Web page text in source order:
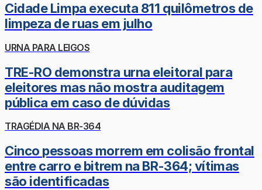
Cidade Limpa executa 811 quilômetros de
limpeza de ruas em julho
URNA PARA LEIGOS
TRE-RO demonstra urna eleitoral para
eleitores mas não mostra auditagem
pública em caso de dúvidas
TRAGÉDIA NA BR-364
Cinco pessoas morrem em colisão frontal
entre carro e bitrem na BR-364; vítimas
são identificadas